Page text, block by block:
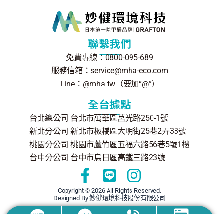
聯繫我們
免費專線：0800-095-689
服務信箱：service@mha-eco.com
Line：@mha.tw（要加“@”）
全台據點
台北總公司 台北市萬華區莒光路250-1號
新北分公司 新北市板橋區大明街25巷2弄33號
桃園分公司 桃園市蘆竹區五福六路56巷5號1樓
台中分公司 台中市烏日區高鐵三路23號
F
a
c
L
i
n
I
n
s
Copyright © 2026 All Rights Reserved.
Designed By 妙健環境科技股份有限公司